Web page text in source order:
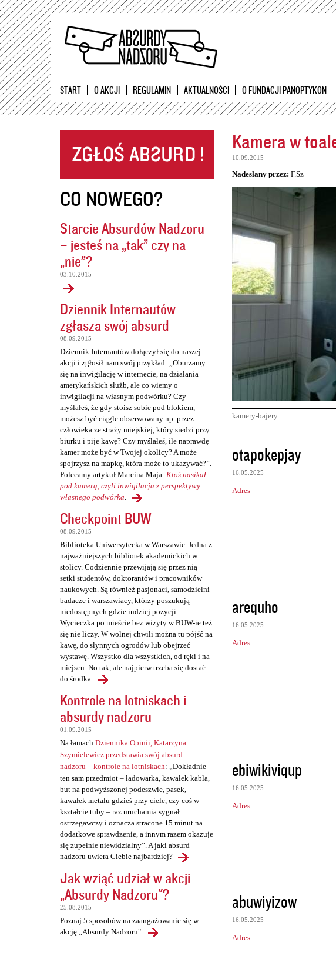
START O AKCJI REGULAMIN AKTUALNOŚCI O FUNDACJI PANOPTYKON
CO NOWEGO?
Starcie Absurdów Nadzoru
– jesteś na „tak” czy na
„nie”?
03.10.2015
Dziennik Internautów
zgłasza swój absurd
08.09.2015
Dziennik Internautów dołączył się do naszej
akcji i zgłosił nam swój przykład: „Oburzamy
się na inwigilację w internecie, na działania
amerykańskich służb, ale co wiemy o
inwigilacji na własnym podwórku? Czy
myślałeś, że gdy stoisz sobie pod blokiem,
możesz być ciągle obserwowany np. przez
człowieka ze straży miejskiej, który siedzi przy
biurku i pije kawę? Czy myślałeś, ile naprawdę
kamer może być w Twojej okolicy? A może
spojrzysz na mapkę, która może to ukazywać?”.
Polecamy artykuł Marcina Maja: Ktoś nasikał
pod kamerą, czyli inwigilacja z perspektywy
własnego podwórka.
Checkpoint BUW
08.09.2015
Biblioteka Uniwersytecka w Warszawie. Jedna z
najważniejszych bibliotek akademickich w
stolicy. Codziennie przewijają się przez nią
setki studentów, doktorantów i pracowników
naukowych. Są również pasjonaci, samodzielni
badacze i warszawiacy, którzy poszukują
niedostępnych gdzie indziej pozycji.
Wycieczka po mieście bez wizyty w BUW-ie też
się nie liczy. W wolnej chwili można tu pójść na
kawę, do słynnych ogrodów lub obejrzeć
wystawę. Wszystko dla wszystkich, od ręki i na
miejscu. No tak, ale najpierw trzeba się dostać
do środka.
Kontrole na lotniskach i
absurdy nadzoru
01.09.2015
Na łamach Dziennika Opinii, Katarzyna
Szymielewicz przedstawia swój absurd
nadzoru – kontrole na lotniskach: „Dokładnie
ten sam przedmiot – ładowarka, kawałek kabla,
but na podwyższonej podeszwie, pasek,
kawałek metalu gdzieś przy ciele, czy coś w
kształcie tuby – raz uruchamia sygnał
ostrzegawczy i oznacza stracone 15 minut na
dodatkowe sprawdzenie, a innym razem okazuje
się zupełnie niewidzialny”. A jaki absurd
nadzoru uwiera Ciebie najbardziej?
Jak wziąć udział w akcji
„Absurdy Nadzoru"?
25.08.2015
Poznaj 5 sposobów na zaangażowanie się w
akcję „Absurdy Nadzoru".
Kamera w
10.09.2015
Nadesłany przez: F.Sz
kamery-bajery
K
o
m
e
otapokepjay
16.05.2025
Adres
arequho
16.05.2025
Adres
ebiwikiviqup
16.05.2025
Adres
abuwiyizow
16.05.2025
Adres